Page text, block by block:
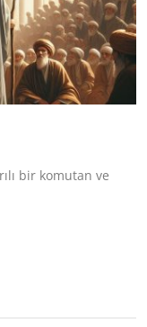
bir komutan ve